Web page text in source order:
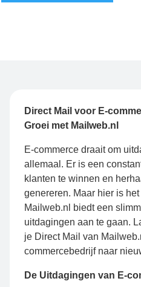
Direct Mail voor E-
Groei met Mailweb.nl
E-commerce draait om
allemaal. Er is een
klanten te winnen en
genereren. Maar hier is
Mailweb.nl biedt een
uitdagingen aan te gaan.
je Direct Mail van
commercebedrijf naar
De Uitdagingen van E-